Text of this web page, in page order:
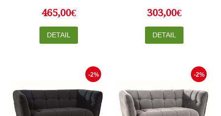
465,00€
DETAIL
303,00€
DETAIL
-2% -2%